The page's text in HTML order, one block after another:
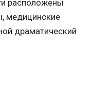
расположены
медицинские
драматический